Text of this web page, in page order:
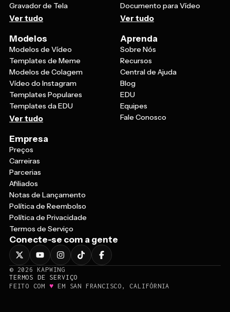
Gravador de Tela
Ver tudo
Documento para Vídeo
Ver tudo
Modelos
Modelos de Vídeo
Templates de Meme
Modelos de Colagem
Vídeo do Instagram
Templates Populares
Templates da EDU
Ver tudo
Aprenda
Sobre Nós
Recursos
Central de Ajuda
Blog
EDU
Equipes
Fale Conosco
Empresa
Preços
Carreiras
Parcerias
Afiliados
Notas de Lançamento
Política de Reembolso
Política de Privacidade
Termos de Serviço
Conecte-se com a gente
© 2026
KAPWING
TERMOS DE SERVIÇO
FEITO COM ♥ EM SAN FRANCISCO, CALIFÓRNIA